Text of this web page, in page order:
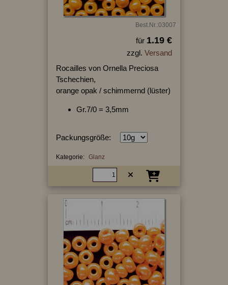
Best.Nr.:03007
für 1.19 €
zzgl. Versand
Rocailles von Ornella Preciosa
Tschechien,
orange opak / schimmernd (lüster)
Gr.7/0 = 3,5mm
Packungsgröße:
Kategorie: Glanz